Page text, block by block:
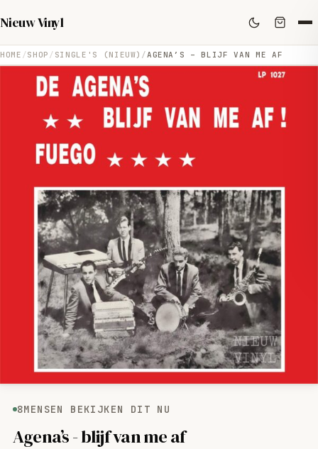
Nieuw Vinyl
HOME SHOP SINGLE'S (NIEUW) AGENA’S – BLIJF VAN ME AF
8MENSEN BEKIJKEN DIT NU
Agena’s - blijf van me af